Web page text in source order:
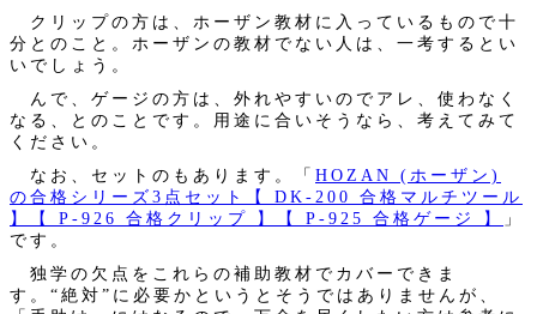
クリップの方は、ホーザン教材に入っているもので十
分とのこと。ホーザンの教材でない人は、一考するとい
いでしょう。
んで、ゲージの方は、外れやすいのでアレ、使わなく
なる、とのことです。用途に合いそうなら、考えてみて
ください。
なお、セットのもあります。「 HOZAN (ホーザン)
の合格シリーズ3点セット【 DK-200 合格マルチツール
】【 P-926 合格クリップ 】【 P-925 合格ゲージ 】
」
です。
独学の欠点をこれらの補助教材でカバーできま
す。“絶対”に必要かというとそうではありませんが、